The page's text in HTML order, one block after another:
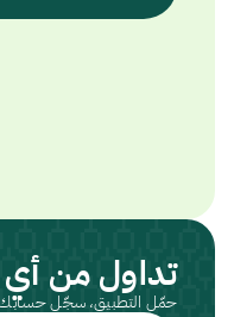
تداول من
حمّل التطبيق، سجّل حسابك،